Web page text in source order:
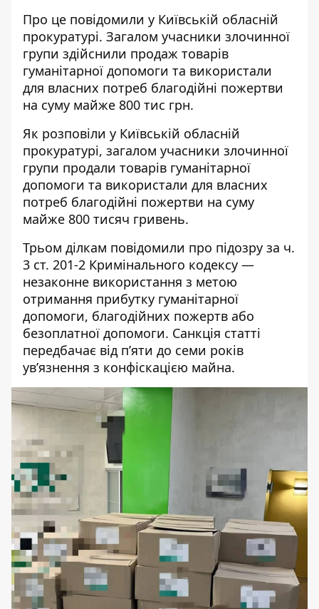
Про це повідомили у Київській обласній
прокуратурі. Загалом учасники злочинної
групи здійснили продаж товарів
гуманітарної допомоги та використали
для власних потреб благодійні пожертви
на суму майже 800 тис грн.
Як розповіли у Київській обласній
прокуратурі, загалом учасники злочинної
групи продали товарів гуманітарної
допомоги та використали для власних
потреб благодійні пожертви на суму
майже 800 тисяч гривень.
Трьом ділкам повідомили про підозру за ч.
3 ст. 201-2 Кримінального кодексу —
незаконне використання з метою
отримання прибутку гуманітарної
допомоги, благодійних пожертв або
безоплатної допомоги. Санкція статті
передбачає від п’яти до семи років
ув’язнення з конфіскацією майна.